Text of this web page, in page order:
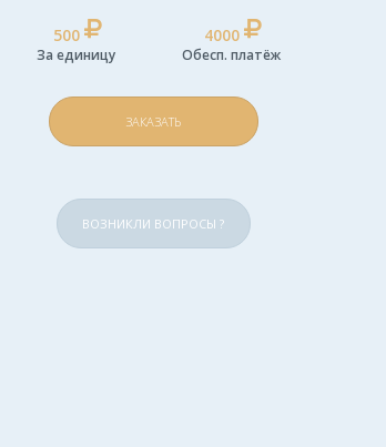
500
За единицу
4000
Обесп. платёж
ЗАКАЗАТЬ
ВОЗНИКЛИ ВОПРОСЫ ?